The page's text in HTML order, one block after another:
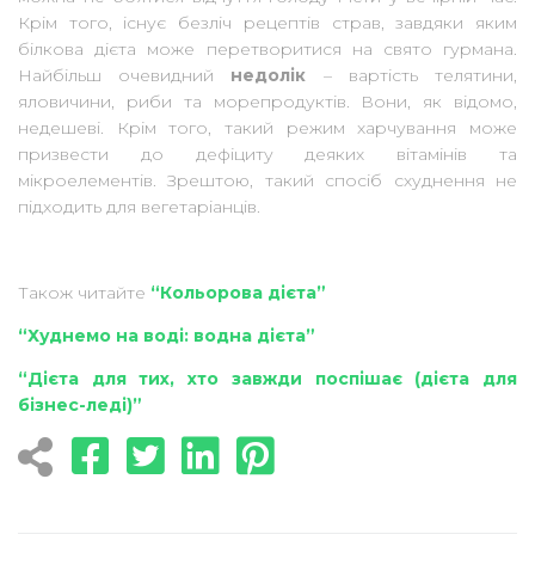
Крім того, існує безліч рецептів страв, завдяки яким
білкова дієта може перетворитися на свято гурмана.
Найбільш очевидний недолік – вартість телятини,
яловичини, риби та морепродуктів. Вони, як відомо,
недешеві. Крім того, такий режим харчування може
призвести до дефіциту деяких вітамінів та
мікроелементів. Зрештою, такий спосіб схуднення не
підходить для вегетаріанців.
Також читайте “Кольорова дієта”
“Худнемо на воді: водна дієта”
“Дієта для тих, хто завжди поспішає (дієта для
бізнес-леді)”